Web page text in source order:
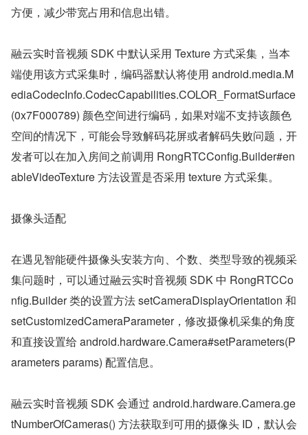
方便，减少带宽占用和信息出错。
融云实时音视频 SDK 中默认采用 Texture 方式采集，当本
端使用该方式采集时，编码器默认将使用 android.media.M
ediaCodecInfo.CodecCapabilities.COLOR_FormatSurface
(0x7F000789) 颜色空间进行编码，如果对端不支持该颜色
空间的情况下，可能会导致解码花屏或者解码失败问题，开
发者可以在加入房间之前调用 RongRTCConfig.Builder#en
ableVideoTexture 方法设置是否采用 texture 方式采集。
摄像头适配
在遇见智能硬件摄像头安装方向、个数、类型导致的视频采
集问题时，可以通过融云实时音视频 SDK 中 RongRTCCo
nfig.Builder 类的设置方法 setCameraDisplayOrientation 和
setCustomizedCameraParameter，修改摄像机采集的角度
和直接设置给 android.hardware.Camera#setParameters(P
arameters params) 配置信息。
融云实时音视频 SDK 会通过 android.hardware.Camera.ge
tNumberOfCameras() 方法获取到可用的摄像头 ID，默认会